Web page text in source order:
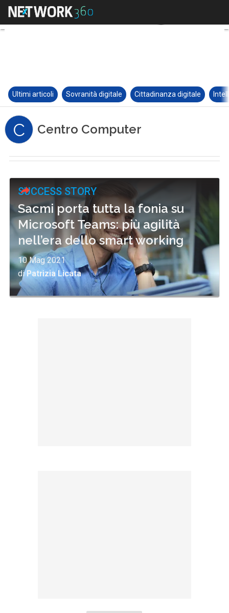
Ultimi articoli Sovranità digitale Cittadinanza digitale
C Centro Computer
SUCCESS STORY
Sacmi porta tutta la fonia su
Microsoft Teams: più agilità
nell’era dello smart working
10 Mag 2021
di Patrizia Licata